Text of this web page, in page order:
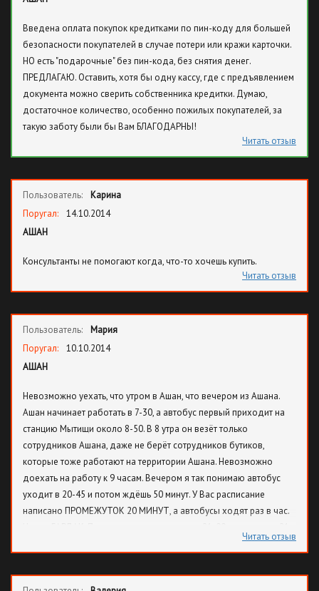
Введена оплата покупок кредитками по пин-коду для большей
безопасности покупателей в случае потери или кражи карточки.
НО есть "подарочные" без пин-кода, без снятия денег.
ПРЕДЛАГАЮ. Оставить, хотя бы одну кассу, где с предъявлением
документа можно сверить собственника кредитки. Думаю,
достаточное количество, особенно пожилых покупателей, за
такую заботу были бы Вам БЛАГОДАРНЫ!
Читать отзыв
Пользователь:
Карина
Поругал:
14.10.2014
АШАН
Консультанты не помогают когда, что-то хочешь купить.
Читать отзыв
Пользователь:
Мария
Поругал:
10.10.2014
АШАН
Невозможно уехать, что утром в Ашан, что вечером из Ашана.
Ашан начинает работать в 7-30, а автобус первый приходит на
станцию Мытищи около 8-50. В 8 утра он везёт только
сотрудников Ашана, даже не берёт сотрудников бутиков,
которые тоже работают на территории Ашана. Невозможно
доехать на работу к 9 часам. Вечером я так понимаю автобус
уходит в 20-45 и потом ждёшь 50 минут. У Вас расписание
написано ПРОМЕЖУТОК 20 МИНУТ, а автобусы ходят раз в час.
45. Мало того, что они ходят РАЗ В ЧАС, так они ещё и на
БЕСПОРЯДКОМ. Иногда даже не хочется ехать к вам, как
Читать отзыв